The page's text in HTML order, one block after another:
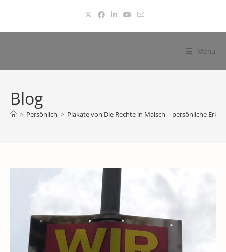
springen
Menü
Blog
> Persönlich > Plakate von Die Rechte in Malsch – persönliche